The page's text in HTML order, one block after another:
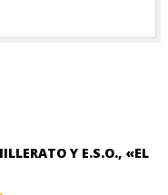
Y E.S.O., «EL